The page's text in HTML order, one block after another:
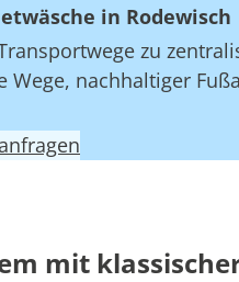
in Rodewisch
zu
Wege, nachhaltiger
mit